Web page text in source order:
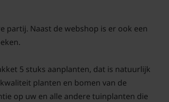
partij. Naast de webshop is er ook een
5 stuks aanplanten, dat is natuurlijk
planten en bomen van de
op uw en alle andere tuinplanten die